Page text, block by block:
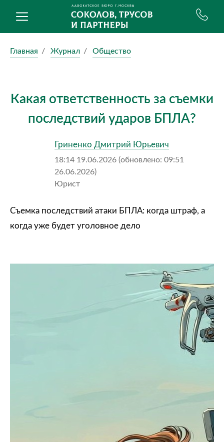
Главная Журнал Общество
Какая ответственность за съемки
последствий ударов БПЛА?
Гриненко Дмитрий Юрьевич
18:14 19.06.2026 (обновлено: 09:51
26.06.2026)
Юрист
Съемка последствий атаки БПЛА: когда штраф, а
когда уже будет уголовное дело